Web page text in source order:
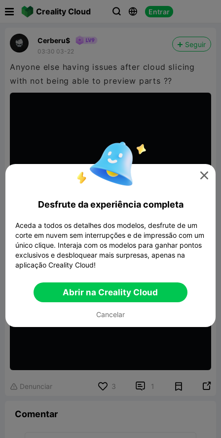
Creality Cloud   Entrar
Cerberu$
03:30 03-22
Seguir
Anyone else having issues after cloud slicing
with not being able to preview parts ??
 Denunciar 3  1 
Comentar

Desfrute da experiência completa
Aceda a todos os detalhes dos modelos, desfrute de um
corte em nuvem sem interrupções e de impressão com um
único clique. Interaja com os modelos para ganhar pontos
exclusivos e desbloquear mais surpresas, apenas na
aplicação Creality Cloud!
Abrir na Creality Cloud
Cancelar